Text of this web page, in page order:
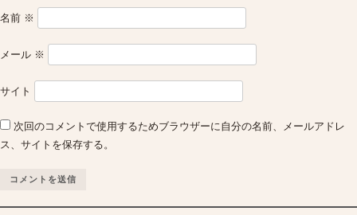
名前 ※
メール ※
サイト
次回のコメントで使用するためブラウザーに自分の名前、メールアドレ
ス、サイトを保存する。